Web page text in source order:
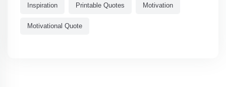
Inspiration Printable Quotes Motivation
Motivational Quote